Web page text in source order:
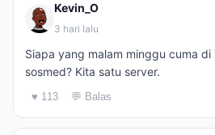
Kevin_O
3 hari lalu
Siapa yang malam minggu cuma
sosmed? Kita satu server.
♥ 113 💬 Balas